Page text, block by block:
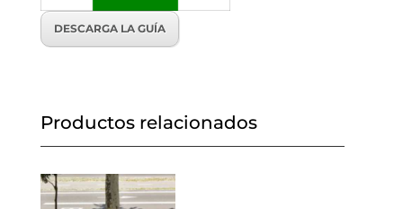
DESCARGA LA GUÍA
Productos relacionados